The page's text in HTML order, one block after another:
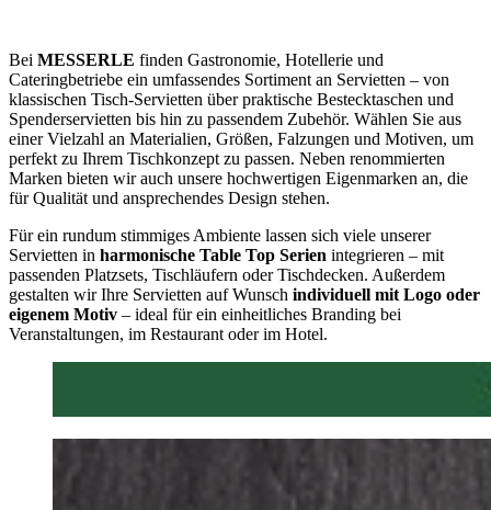
Bei MESSERLE finden Gastronomie, Hotellerie und
Cateringbetriebe ein umfassendes Sortiment an Servietten – von
klassischen Tisch-Servietten über praktische Bestecktaschen und
Spenderservietten bis hin zu passendem Zubehör. Wählen Sie aus
einer Vielzahl an Materialien, Größen, Falzungen und Motiven, um
perfekt zu Ihrem Tischkonzept zu passen. Neben renommierten
Marken bieten wir auch unsere hochwertigen Eigenmarken an, die
für Qualität und ansprechendes Design stehen.
Für ein rundum stimmiges Ambiente lassen sich viele unserer
Servietten in harmonische Table Top Serien integrieren – mit
passenden Platzsets, Tischläufern oder Tischdecken. Außerdem
gestalten wir Ihre Servietten auf Wunsch individuell mit Logo oder
eigenem Motiv – ideal für ein einheitliches Branding bei
Veranstaltungen, im Restaurant oder im Hotel.